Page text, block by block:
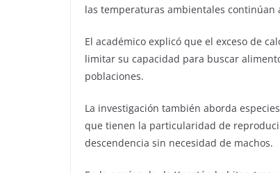
las temperaturas ambientales continúan
El académico explicó que el exceso de
limitar su capacidad para buscar
poblaciones.
La investigación también aborda
que tienen la particularidad de
descendencia sin necesidad de machos.